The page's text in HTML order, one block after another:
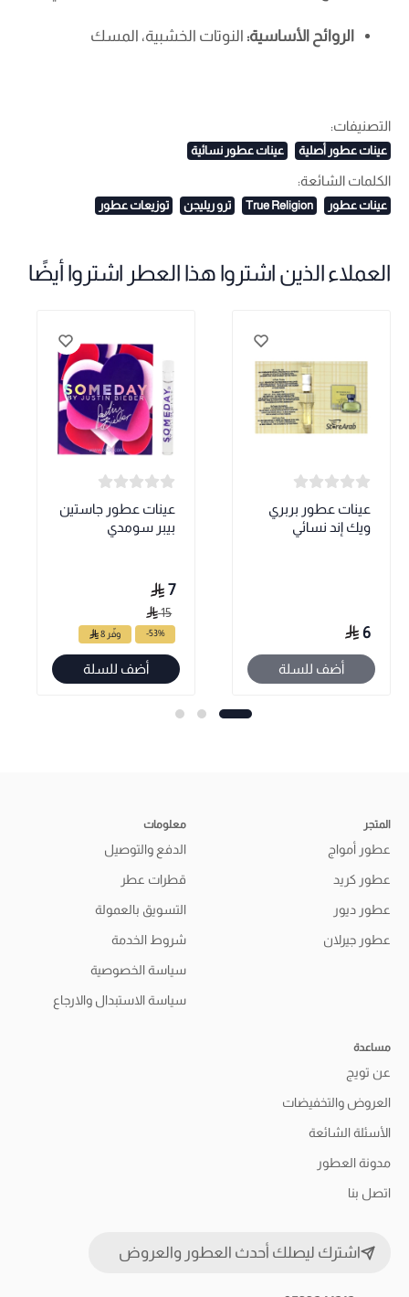
الروائح الأساسية: النوتات الخشبية، المسك
التصنيفات:
عينات عطور أصلية عينات عطور نسائية
الكلمات الشائعة:
عينات عطور True Religion ترو ريليجن توزيعات عطور
العملاء الذين اشتروا هذا العطر اشتروا أيضًا
عينات عطور بربري
ويك إند نسائي
6
أضف للسلة
عينات عطور جاستين
بيبر سومدي
7
15
-53% وفّر 8
أضف للسلة
المتجر
عطور أمواج
عطور كريد
عطور ديور
عطور جيرلان
معلومات
الدفع والتوصيل
قطرات عطر
التسويق بالعمولة
شروط الخدمة
سياسة الخصوصية
سياسة الاستبدال والارجاع
مساعدة
عن تويج
العروض والتخفيضات
الأسئلة الشائعة
مدونة العطور
اتصل بنا
اشترك ليصلك أحدث العطور والعروض